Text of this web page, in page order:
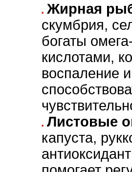
Жирная
скумбрия,
богаты
кислотами,
воспаление
Листовые
капуста,